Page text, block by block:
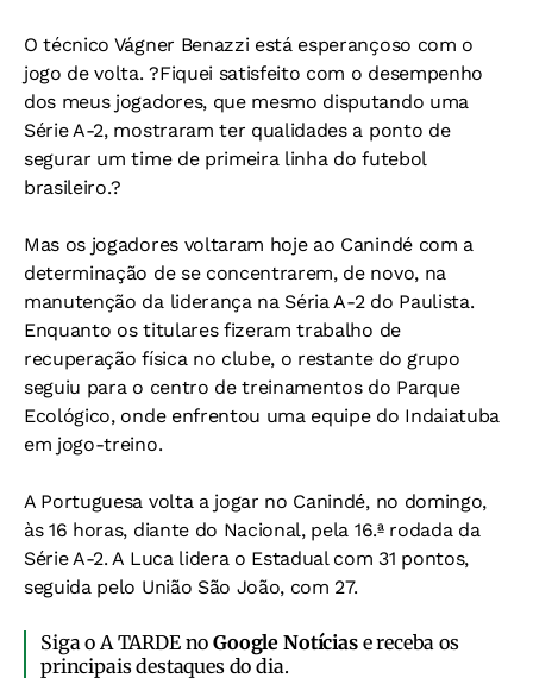
O técnico Vágner Benazzi está esperançoso com o
jogo de volta. ?Fiquei satisfeito com o desempenho
dos meus jogadores, que mesmo disputando uma
Série A-2, mostraram ter qualidades a ponto de
segurar um time de primeira linha do futebol
brasileiro.?
Mas os jogadores voltaram hoje ao Canindé com a
determinação de se concentrarem, de novo, na
manutenção da liderança na Séria A-2 do Paulista.
Enquanto os titulares fizeram trabalho de
recuperação física no clube, o restante do grupo
seguiu para o centro de treinamentos do Parque
Ecológico, onde enfrentou uma equipe do Indaiatuba
em jogo-treino.
A Portuguesa volta a jogar no Canindé, no domingo,
às 16 horas, diante do Nacional, pela 16.ª rodada da
Série A-2. A Luca lidera o Estadual com 31 pontos,
seguida pelo União São João, com 27.
Siga o A TARDE noGoogle Notíciase receba os
principais destaques do dia.